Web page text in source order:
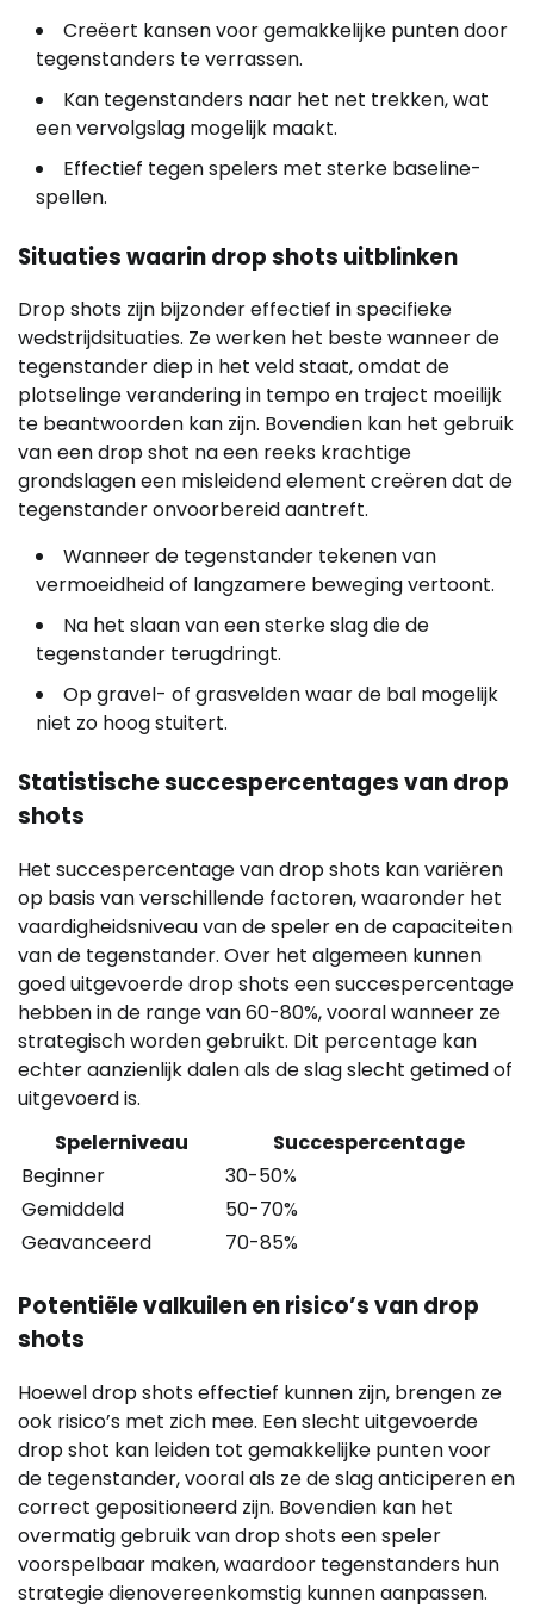
Creëert kansen voor gemakkelijke punten door
tegenstanders te verrassen.
Kan tegenstanders naar het net trekken, wat
een vervolgslag mogelijk maakt.
Effectief tegen spelers met sterke baseline-
spellen.
Situaties waarin drop shots uitblinken
Drop shots zijn bijzonder effectief in specifieke
wedstrijdsituaties. Ze werken het beste wanneer de
tegenstander diep in het veld staat, omdat de
plotselinge verandering in tempo en traject moeilijk
te beantwoorden kan zijn. Bovendien kan het gebruik
van een drop shot na een reeks krachtige
grondslagen een misleidend element creëren dat de
tegenstander onvoorbereid aantreft.
Wanneer de tegenstander tekenen van
vermoeidheid of langzamere beweging vertoont.
Na het slaan van een sterke slag die de
tegenstander terugdringt.
Op gravel- of grasvelden waar de bal mogelijk
niet zo hoog stuitert.
Statistische succespercentages van drop
shots
Het succespercentage van drop shots kan variëren
op basis van verschillende factoren, waaronder het
vaardigheidsniveau van de speler en de capaciteiten
van de tegenstander. Over het algemeen kunnen
goed uitgevoerde drop shots een succespercentage
hebben in de range van 60-80%, vooral wanneer ze
strategisch worden gebruikt. Dit percentage kan
echter aanzienlijk dalen als de slag slecht getimed of
uitgevoerd is.
Spelerniveau
Succespercentage
Beginner
30-50%
Gemiddeld
50-70%
Geavanceerd
70-85%
Potentiële valkuilen en risico’s van drop
shots
Hoewel drop shots effectief kunnen zijn, brengen ze
ook risico’s met zich mee. Een slecht uitgevoerde
drop shot kan leiden tot gemakkelijke punten voor
de tegenstander, vooral als ze de slag anticiperen en
correct gepositioneerd zijn. Bovendien kan het
overmatig gebruik van drop shots een speler
voorspelbaar maken, waardoor tegenstanders hun
strategie dienovereenkomstig kunnen aanpassen.